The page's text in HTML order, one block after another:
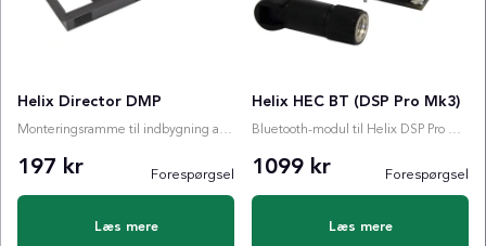
Helix Director DMP
Monteringsramme til indbygning af Director
197 kr Forespørgsel
Læs mere
Helix HEC BT (DSP Pro Mk3)
Bluetooth-modul til Helix DSP Pro Mk3
1099 kr Forespørgsel
Læs mere